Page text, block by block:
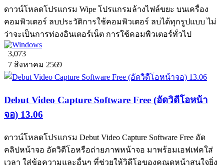
ดาวน์โหลดโปรแกรม Wipe โปรแกรมล้างไฟล์ขยะ บนเครื่อง
คอมพิวเตอร์ ลบประวัติการใช้คอมพิวเตอร์ ลบได้ทุกรูปแบบ ไม่
ว่าจะเป็นการท่องอินเตอร์เน็ต การใช้คอมพิวเตอร์ทั่วไป
3,073
7 สิงหาคม 2569
Debut Video Capture Software Free (อัดวิดีโอหน้า
จอ) 13.06
ดาวน์โหลดโปรแกรม Debut Video Capture Software Free อัด
คลิปหน้าจอ อัดวิดีโอหรือถ่ายภาพหน้าจอ มาพร้อมเอฟเฟคใส่
เวลา ใส่ข้อความและอื่นๆ ที่ช่วยให้วิดีโอของคุณดูหน้าสนใจยิ่ง